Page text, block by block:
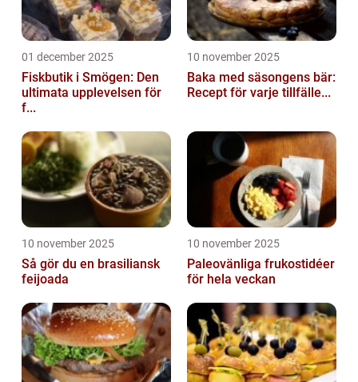
01 december 2025
Fiskbutik i Smögen: Den
ultimata upplevelsen för
f...
10 november 2025
Baka med säsongens bär:
Recept för varje tillfälle...
10 november 2025
Så gör du en brasiliansk
feijoada
10 november 2025
Paleovänliga frukostidéer
för hela veckan